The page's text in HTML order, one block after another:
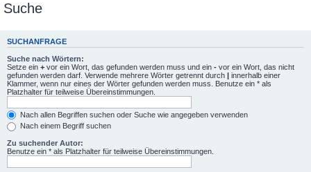
e
Suche
SUCHANFRAGE
Suche nach Wörtern:
Setze ein + vor ein Wort, das gefunden werden muss und ein - vor ein Wort, das nicht
gefunden werden darf. Verwende mehrere Wörter getrennt durch | innerhalb einer
Klammer, wenn nur eines der Wörter gefunden werden muss. Benutze ein * als
Platzhalter für teilweise Übereinstimmungen.
Nach allen Begriffen suchen oder Suche wie angegeben verwenden
Nach einem Begriff suchen
Zu suchender Autor:
Benutze ein * als Platzhalter für teilweise Übereinstimmungen.